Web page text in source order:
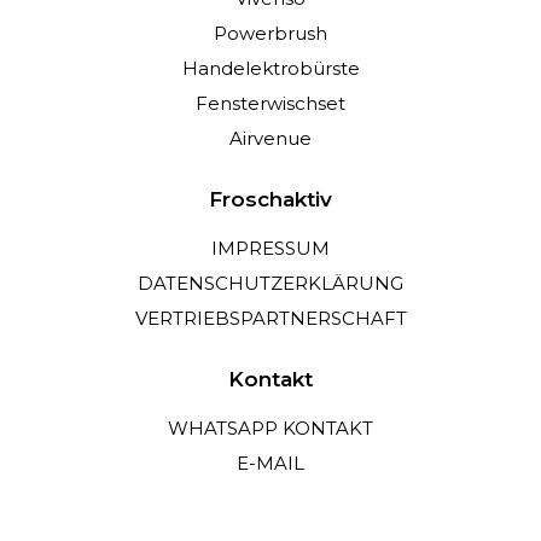
Powerbrush
Handelektrobürste
Fensterwischset
Airvenue
Froschaktiv
IMPRESSUM
DATENSCHUTZERKLÄRUNG
VERTRIEBSPARTNERSCHAFT
Kontakt
WHATSAPP KONTAKT
E-MAIL